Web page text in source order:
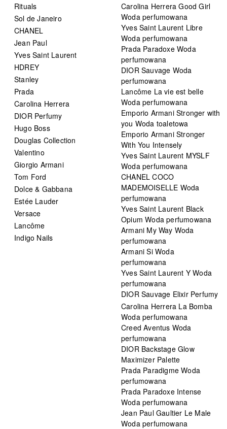
Rituals
Sol de Janeiro
CHANEL
Jean Paul
Yves Saint Laurent
HDREY
Stanley
Prada
Carolina Herrera
DIOR Perfumy
Hugo Boss
Douglas Collection
Valentino
Giorgio Armani
Tom Ford
Dolce & Gabbana
Estée Lauder
Versace
Lancôme
Indigo Nails
Carolina Herrera Good Girl
Woda perfumowana
Yves Saint Laurent Libre
Woda perfumowana
Prada Paradoxe Woda
perfumowana
DIOR Sauvage Woda
perfumowana
Lancôme La vie est belle
Woda perfumowana
Emporio Armani Stronger with
you Woda toaletowa
Emporio Armani Stronger
With You Intensely
Yves Saint Laurent MYSLF
Woda perfumowana
CHANEL COCO
MADEMOISELLE Woda
perfumowana
Yves Saint Laurent Black
Opium Woda perfumowana
Armani My Way Woda
perfumowana
Armani Si Woda
perfumowana
Yves Saint Laurent Y Woda
perfumowana
DIOR Sauvage Elixir Perfumy
Carolina Herrera La Bomba
Woda perfumowana
Creed Aventus Woda
perfumowana
DIOR Backstage Glow
Maximizer Palette
Prada Paradigme Woda
perfumowana
Prada Paradoxe Intense
Woda perfumowana
Jean Paul Gaultier Le Male
Woda perfumowana